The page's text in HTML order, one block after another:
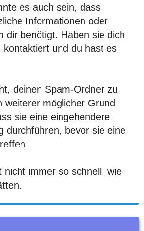
es auch sein, dass
Informationen oder
dir benötigt. Haben sie dich
kontaktiert und du hast es
deinen Spam-Ordner zu
weiterer möglicher Grund
sie eine eingehendere
durchführen, bevor sie eine
nicht immer so schnell, wie